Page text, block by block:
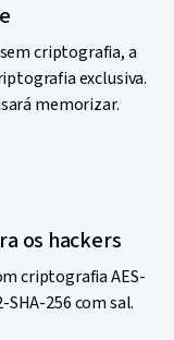
criptografia, a
exclusiva.
memorizar.
os hackers
criptografia AES-
SHA-256 com sal.